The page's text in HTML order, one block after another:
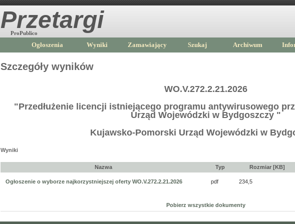
Przetargi
ProPublico
Ogłoszenia Wyniki Zamawiający Szukaj Archiwum
Szczegóły wyników
WO.V.272.2.21.2026
"Przedłużenie licencji istniejącego programu antywirusowego
Urząd Wojewódzki w Bydgoszczy "
Kujawsko-Pomorski Urząd Wojewódzki w
Wyniki
Nazwa Typ Rozmiar [KB]
Ogłoszenie o wyborze najkorzystniejszej oferty WO.V.272.2.21.2026 pdf 234,5
Pobierz wszystkie dokumenty